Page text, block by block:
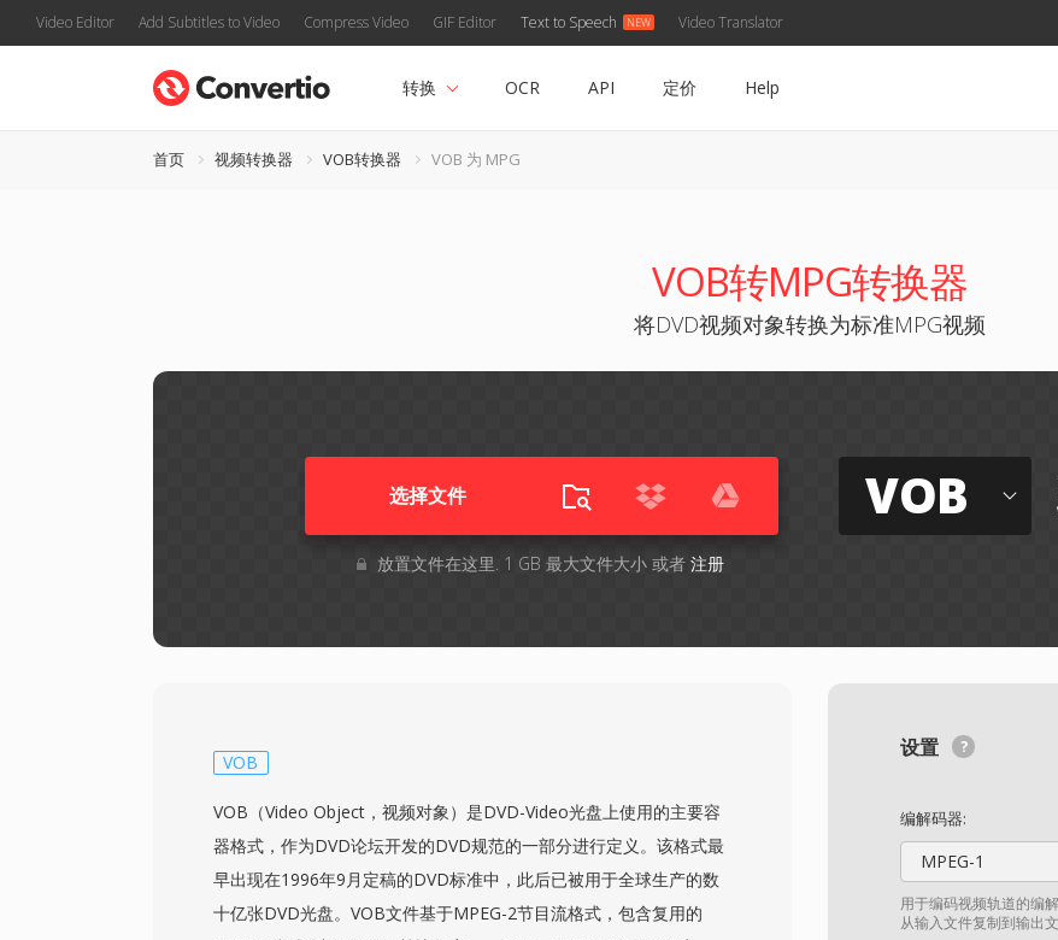
Video Editor Add Subtitles to Video Compress Video GIF Editor Text to Speech Video Translator
转换 OCR API 定价 Help
首页 视频转换器 VOB转换器 VOB 为 MPG
VOB转MPG转换器
将DVD视频对象转换为标准MPG视频
选择文件
放置文件在这里. 1 GB 最大文件大小 或者 注册
VOB
设置
编解码器:
MPEG-1
用于编码视频轨道的编
从输入文件复制到输出
VOB
VOB（Video Object，视频对象）是DVD-Video光盘上使用的主要容
器格式，作为DVD论坛开发的DVD规范的一部分进行定义。该格式最
早出现在1996年9月定稿的DVD标准中，此后已被用于全球生产的数
十亿张DVD光盘。VOB文件基于MPEG-2节目流格式，包含复用的